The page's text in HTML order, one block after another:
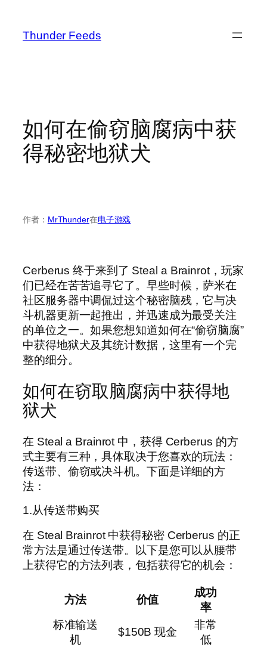
Thunder Feeds
如何在偷窃脑腐病中获
得秘密地狱犬
作者： MrThunder在电子游戏
Cerberus 终于来到了 Steal a Brainrot，玩家
们已经在苦苦追寻它了。早些时候，萨米在
社区服务器中调侃过这个秘密脑残，它与决
斗机器更新一起推出，并迅速成为最受关注
的单位之一。如果您想知道如何在“偷窃脑腐”
中获得地狱犬及其统计数据，这里有一个完
整的细分。
如何在窃取脑腐病中获得地
狱犬
在 Steal a Brainrot 中，获得 Cerberus 的方
式主要有三种，具体取决于您喜欢的玩法：
传送带、偷窃或决斗机。下面是详细的方
法：
1.从传送带购买
在 Steal Brainrot 中获得秘密 Cerberus 的正
常方法是通过传送带。以下是您可以从腰带
上获得它的方法列表，包括获得它的机会：
方法 价值
成功
率
标准输送
机
$150B 现金
非常
低